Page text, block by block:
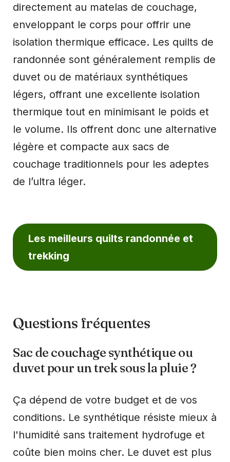
directement au matelas de couchage,
enveloppant le corps pour offrir une
isolation thermique efficace. Les quilts de
randonnée sont généralement remplis de
duvet ou de matériaux synthétiques
légers, offrant une excellente isolation
thermique tout en minimisant le poids et
le volume. Ils offrent donc une alternative
légère et compacte aux sacs de
couchage traditionnels pour les adeptes
de l’ultra léger.
Les meilleurs quilts randonnée et
trekking
Questions fréquentes
Sac de couchage synthétique ou
duvet pour un trek sous la pluie ?
Ça dépend de votre budget et de vos
conditions. Le synthétique résiste mieux à
l'humidité sans traitement hydrofuge et
coûte bien moins cher. Le duvet est plus